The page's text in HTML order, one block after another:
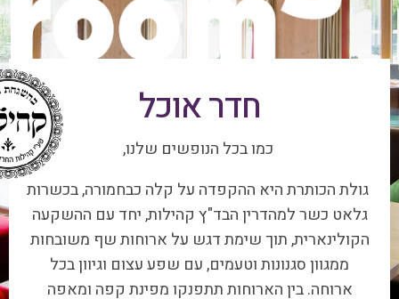
חדר אוכל
גולת הכותרת היא ההקפדה על קלה כבחמורה, בכשרות
גלאט כשר למהדרין הבד"ץ קהילות, יחד עם ההשקעה
הקולינארית, תוך שימת דגש על ארוחות שף משובחות
ממגוון סגנונות וטעמים, עם שפע עצום וגיוון בכל
ארוחה. בין הארוחות תתפנקו מפינת קפה ומאפה
הפתוחה 24 שעות ביממה.